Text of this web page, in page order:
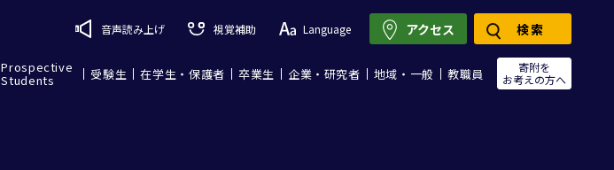
音声読み上げ 視覚補助 Language
Prospective
Students 受験生 在学生・保護者 卒業生 企業・研究者 地域・一般 教職員
寄附を
お考えの方へ
アクセス 検索